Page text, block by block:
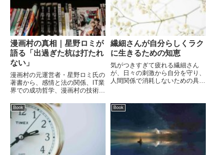
ました。
漫画村の真相｜星野ロミが
語る「出過ぎた杭は打たれ
ない」
漫画村の元運営者・星野ロミ氏の
著書から、感情と法の関係、IT業
界での成功哲学、漫画村の技術的
られざる体験を深掘りします。
繊細さんが自分らしくラク
に生きるための知恵
気がつきすぎて疲れる繊細さん
が、日々の刺激から自分を守り、
人間関係で消耗しないための具体
に過ごすための技術が身につきま
す。
Book Book